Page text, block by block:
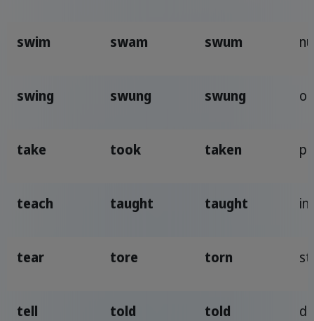
swim swam swum
swing swung swung
take took taken
teach taught taught
tear tore torn
tell told told